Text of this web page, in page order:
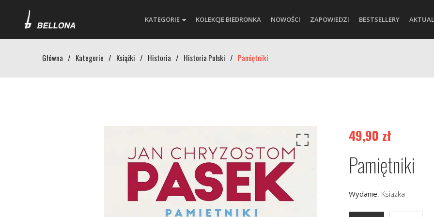
KATEGORIE KOLEKCJE BIEDRONKA NOWOŚCI ZAPOWIEDZI BESTSELLERY
Główna / Kategorie / Książki / Historia / Historia Polski / Pamiętniki
49,90 zł
Pamiętniki
Wydanie: Książka